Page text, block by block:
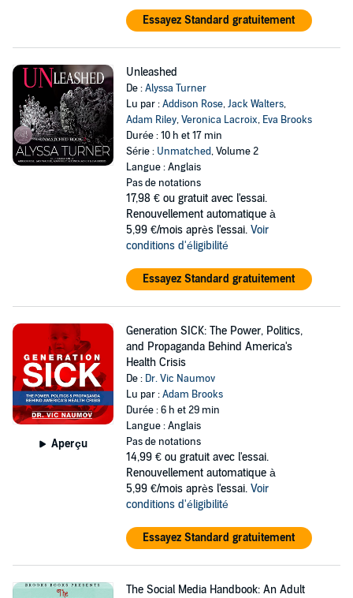
Essayez Standard gratuitement
Unleashed
De :Alyssa Turner
Lu par :Addison Rose,Jack Walters,
Adam Riley,Veronica Lacroix, Eva Brooks
Durée : 10 h et 17 min
Série : Unmatched, Volume 2
Langue : Anglais
Pas de notations
17,98 € ou gratuit avec l'essai.
Renouvellement automatique à
5,99 €/mois après l'essai. Voir
conditions d'éligibilité
Essayez Standard gratuitement
Aperçu
Generation SICK: The Power, Politics,
and Propaganda Behind America's
Health Crisis
De : Dr. Vic Naumov
Lu par :Adam Brooks
Durée : 6 h et 29 min
Langue : Anglais
Pas de notations
14,99 € ou gratuit avec l'essai.
Renouvellement automatique à
5,99 €/mois après l'essai. Voir
conditions d'éligibilité
Essayez Standard gratuitement
The Social Media Handbook: An Adult